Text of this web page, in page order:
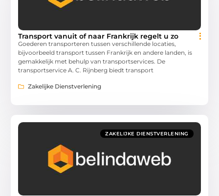
Transport vanuit of naar Frankrijk regelt u zo
Goederen transporteren tussen verschillende locaties,
bijvoorbeeld transport tussen Frankrijk en andere landen, is
gemakkelijk met behulp van transportservices. De
transportservice A. C. Rijnberg biedt transport
Zakelijke Dienstverlening
ZAKELIJKE DIENSTVERLENING